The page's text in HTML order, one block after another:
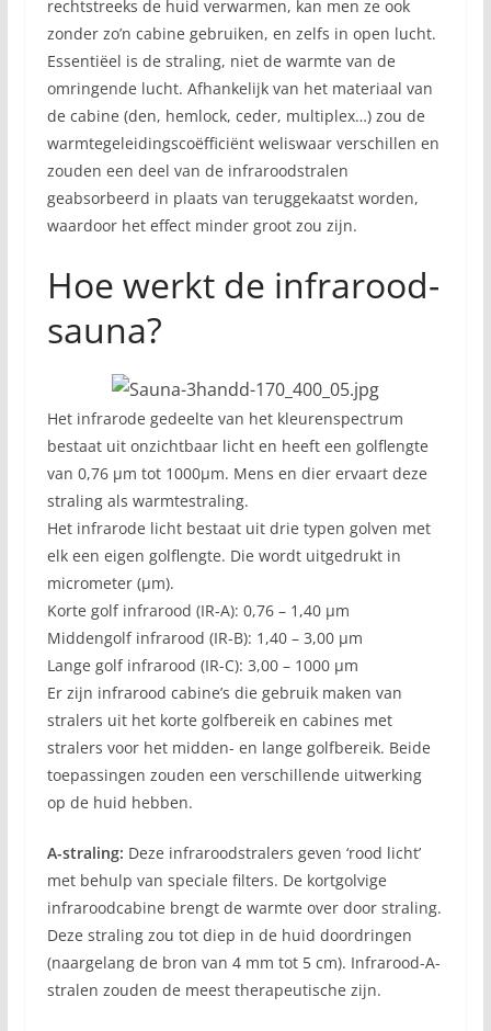
rechtstreeks de huid verwarmen, kan men ze ook
zonder zo’n cabine gebruiken, en zelfs in open lucht.
Essentiëel is de straling, niet de warmte van de
omringende lucht. Afhankelijk van het materiaal van
de cabine (den, hemlock, ceder, multiplex…) zou de
warmtegeleidingscoëfficiënt weliswaar verschillen en
zouden een deel van de infraroodstralen
geabsorbeerd in plaats van teruggekaatst worden,
waardoor het effect minder groot zou zijn.
Hoe werkt de infrarood-
sauna?
Het infrarode gedeelte van het kleurenspectrum
bestaat uit onzichtbaar licht en heeft een golflengte
van 0,76 µm tot 1000µm. Mens en dier ervaart deze
straling als warmtestraling.
Het infrarode licht bestaat uit drie typen golven met
elk een eigen golflengte. Die wordt uitgedrukt in
micrometer (µm).
Korte golf infrarood (IR-A): 0,76 – 1,40 µm
Middengolf infrarood (IR-B): 1,40 – 3,00 µm
Lange golf infrarood (IR-C): 3,00 – 1000 µm
Er zijn infrarood cabine’s die gebruik maken van
stralers uit het korte golfbereik en cabines met
stralers voor het midden- en lange golfbereik. Beide
toepassingen zouden een verschillende uitwerking
op de huid hebben.
A-straling: Deze infraroodstralers geven ‘rood licht’
met behulp van speciale filters. De kortgolvige
infraroodcabine brengt de warmte over door straling.
Deze straling zou tot diep in de huid doordringen
(naargelang de bron van 4 mm tot 5 cm). Infrarood-A-
stralen zouden de meest therapeutische zijn.